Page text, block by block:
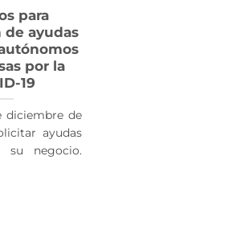
para
de ayudas
por la
19
diciembre de
ayudas
su negocio.